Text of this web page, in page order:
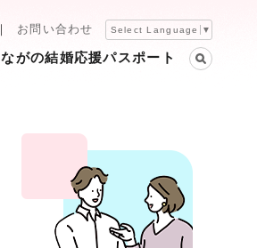
お問い合わせ Select Language ▼
ながの結婚応援パスポート